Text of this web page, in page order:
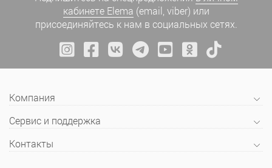
кабинете Elema (email, viber) или
присоединяйтесь к нам в социальных сетях.
Компания
Сервис и поддержка
Контакты